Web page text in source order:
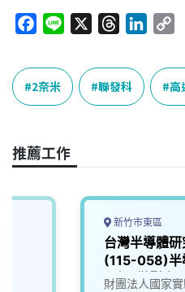
c
e
b
o
k
n
r
e
a
k
n
p
y
L
k
2奈米 聯發科 高
推薦工作
新竹市東區
台灣半導體
(115-058)半
程師_微影光
財團法人國家